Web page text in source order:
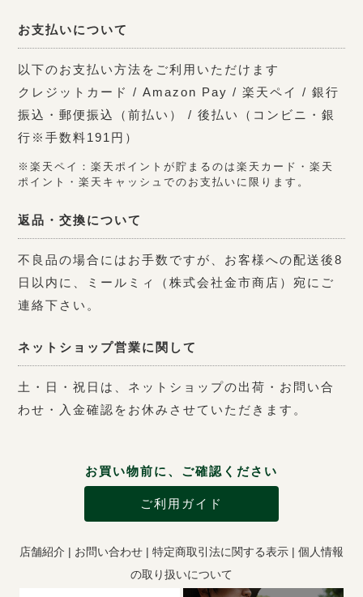
お支払いについて
以下のお支払い方法をご利用いただけます
クレジットカード / Amazon Pay / 楽天ペイ / 銀行
振込・郵便振込（前払い） / 後払い（コンビニ・銀
行※手数料191円）
※楽天ペイ：楽天ポイントが貯まるのは楽天カード・楽天
ポイント・楽天キャッシュでのお支払いに限ります。
返品・交換について
不良品の場合にはお手数ですが、お客様への配送後8
日以内に、ミールミィ（株式会社金市商店）宛にご
連絡下さい。
ネットショップ営業に関して
土・日・祝日は、ネットショップの出荷・お問い合
わせ・入金確認をお休みさせていただきます。
お買い物前に、ご確認ください
ご利用ガイド
店舗紹介 お問い合わせ 特定商取引法に関する表示
個人情報
の取り扱いについて